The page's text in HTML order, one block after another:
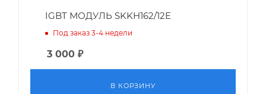
IGBT МОДУЛЬ SKKH162/12E
Под заказ 3-4 недели
3 000 ₽
В КОРЗИНУ